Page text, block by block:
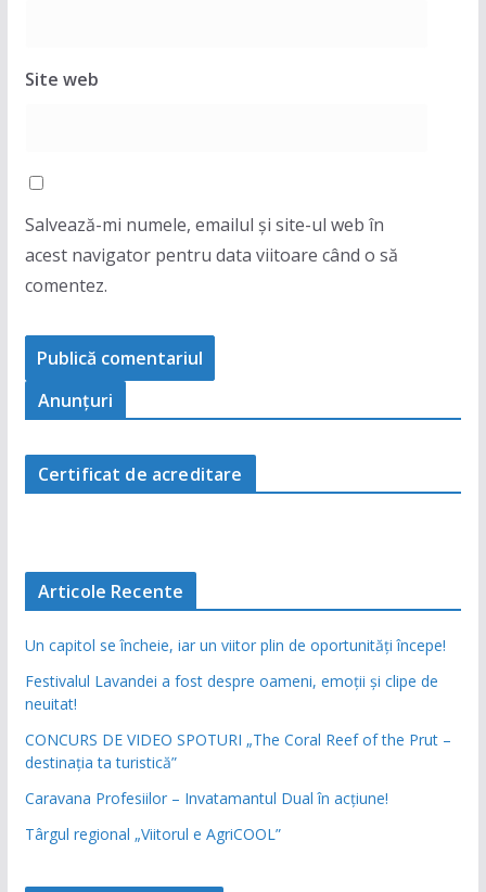
Site web
Salvează-mi numele, emailul și site-ul web în
acest navigator pentru data viitoare când o să
comentez.
Anunţuri
Certificat de acreditare
Articole Recente
Un capitol se încheie, iar un viitor plin de oportunități începe!
Festivalul Lavandei a fost despre oameni, emoții și clipe de
neuitat!
CONCURS DE VIDEO SPOTURI „The Coral Reef of the Prut –
destinația ta turistică”
Caravana Profesiilor – Invatamantul Dual în acțiune!
Târgul regional „Viitorul e AgriCOOL”